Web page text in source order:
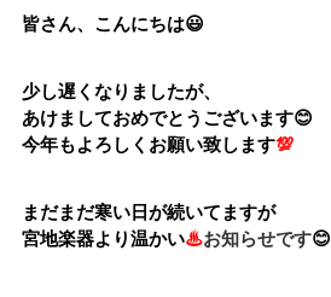
皆さん、こんにちは😃
少し遅くなりましたが、
あけましておめでとうございます😊
今年もよろしくお願い致します💯
まだまだ寒い日が続いてますが
宮地楽器より温かい♨お知らせです😊